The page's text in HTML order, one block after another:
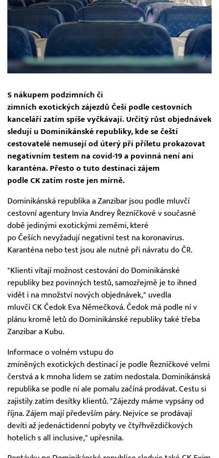
S nákupem podzimních či
zimních exotických zájezdů Češi podle cestovních
kanceláří zatím spíše vyčkávají. Určitý růst objednávek
sledují u Dominikánské republiky, kde se čeští
cestovatelé nemusejí od úterý při příletu prokazovat
negativním testem na covid-19 a povinná není ani
karanténa. Přesto o tuto destinaci zájem
podle CK zatím roste jen mírně.
Dominikánská republika a Zanzibar jsou podle mluvčí
cestovní agentury Invia Andrey Řezníčkové v současné
době jedinými exotickými zeměmi, které
po Češích nevyžadují negativní test na koronavirus.
Karanténa nebo test jsou ale nutné při návratu do ČR.
"Klienti vítají možnost cestování do Dominikánské
republiky bez povinných testů, samozřejmě je to ihned
vidět i na množství nových objednávek," uvedla
mluvčí CK Čedok Eva Němečková. Čedok má podle ní v
plánu kromě letů do Dominikánské republiky také třeba
Zanzibar a Kubu.
Informace o volném vstupu do
zmíněných exotických destinací je podle Řezníčkové velmi
čerstvá a k mnoha lidem se zatím nedostala. Dominikánská
republika se podle ní ale pomalu začíná prodávat. Cestu si
zajistily zatím desítky klientů. "Zájezdy máme vypsány od
října. Zájem mají především páry. Nejvíce se prodávají
devíti až jedenáctidenní pobyty ve čtyřhvězdičkových
hotelích s all inclusive," upřesnila.